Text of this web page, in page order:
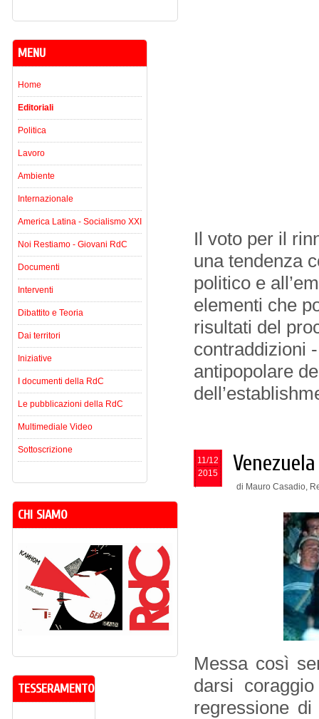
Il voto per il
una tendenza
politico e
elementi che
risultati del
contraddizioni
antipopolare
11/12
2015
di Mauro Casadio,
Messa così
darsi
regressione
MENU
Home
Editoriali
Politica
Lavoro
Ambiente
Internazionale
America Latina - Socialismo XXI
Noi Restiamo - Giovani RdC
Documenti
Interventi
Dibattito e Teoria
Dai territori
Iniziative
I documenti della RdC
Le pubblicazioni della RdC
Multimediale Video
Sottoscrizione
CHI SIAMO
TESSERAMENTO